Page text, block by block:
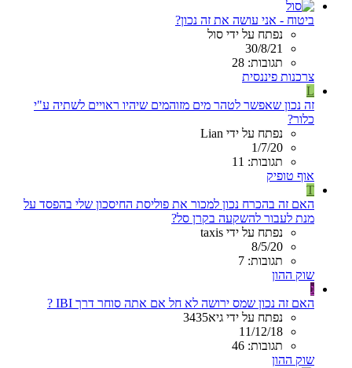
ביטוח - אני עושה את זה נכון?
נפתח על ידי סול
30/8/21
תגובות: 28
צרכנות פיננסית
L
זה נכון שאפשר לטהר מים מזוהמים שיהיו ראויים לשתיה ע"י
כלור?
נפתח על ידי Lian
1/7/20
תגובות: 11
אוף טופיק
T
האם זה בהכרח נכון למכור את פוליסת החיסכון שלי בהפסד על
מנת לעבור להשקעה בקרן סל?
נפתח על ידי taxis
8/5/20
תגובות: 7
שוק ההון
ג
האם זה נכון שמס ירושה לא חל אם אתה סוחר דרך IBI ?
נפתח על ידי גיא3435
11/12/18
תגובות: 46
שוק ההון